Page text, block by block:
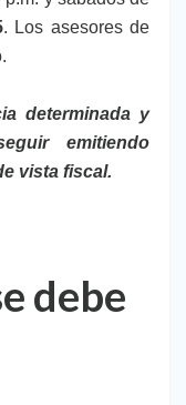
. Los asesores de
determinada y
emitiendo
vista fiscal.
debe